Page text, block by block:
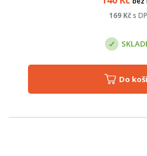
169 Kčs
Do